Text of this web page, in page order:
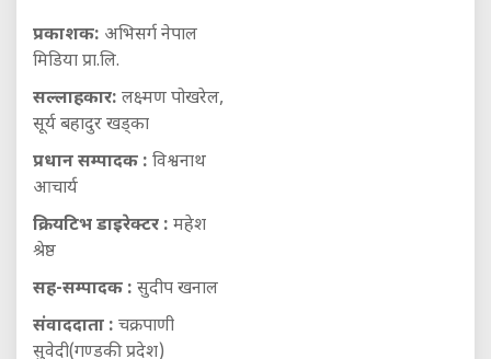
प्रकाशक: अभिसर्ग नेपाल
मिडिया प्रा.लि.
सल्लाहकार: लक्ष्मण पोखरेल,
सूर्य बहादुर खड्का
प्रधान सम्पादक : विश्वनाथ
आचार्य
क्रियटिभ डाइरेक्टर : महेश
श्रेष्ठ
सह-सम्पादक : सुदीप खनाल
संवाददाता : चक्रपाणी
सुवेदी(गण्डकी प्रदेश)